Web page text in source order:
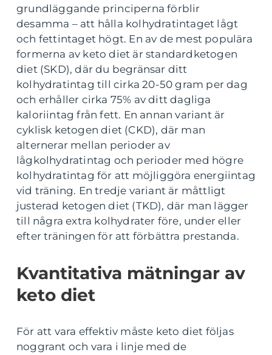
grundläggande principerna förblir
desamma – att hålla kolhydratintaget lågt
och fettintaget högt. En av de mest populära
formerna av keto diet är standardketogen
diet (SKD), där du begränsar ditt
kolhydratintag till cirka 20-50 gram per dag
och erhåller cirka 75% av ditt dagliga
kaloriintag från fett. En annan variant är
cyklisk ketogen diet (CKD), där man
alternerar mellan perioder av
lågkolhydratintag och perioder med högre
kolhydratintag för att möjliggöra energiintag
vid träning. En tredje variant är måttligt
justerad ketogen diet (TKD), där man lägger
till några extra kolhydrater före, under eller
efter träningen för att förbättra prestanda.
Kvantitativa mätningar av
keto diet
För att vara effektiv måste keto diet följas
noggrant och vara i linje med de